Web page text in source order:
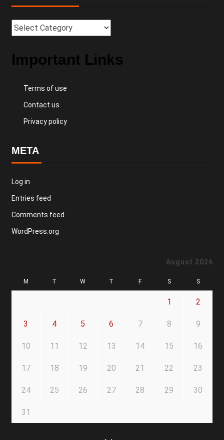
Important Links
Terms of use
Contact us
Privacy policy
META
Log in
Entries feed
Comments feed
WordPress.org
August 2026
M T W T F S S
1 2
3 4 5 6 7 8 9
10 11 12 13 14 15 16
17 18 19 20 21 22 23
24 25 26 27 28 29 30
31